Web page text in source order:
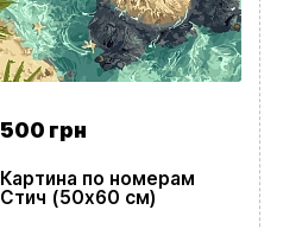
500 грн
Картина по номерам
Стич (50х60 см)